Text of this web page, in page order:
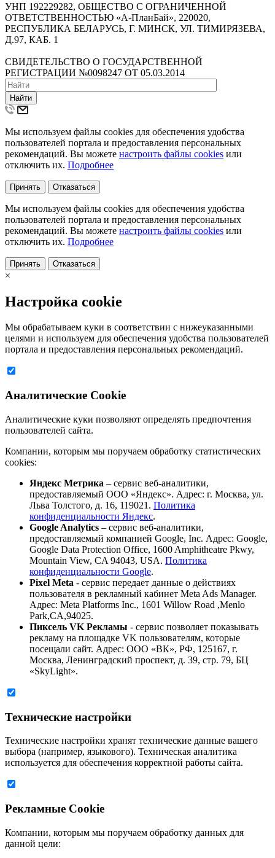
УНП 192229282, ОБЩЕСТВО С ОГРАНИЧЕННОЙ
ОТВЕТСТВЕННОСТЬЮ «А-ПланБай», 220020,
РЕСПУБЛИКА БЕЛАРУСЬ, Г. МИНСК, УЛ. ТИМИРЯЗЕВА,
Д.97, КАБ. 1
СВИДЕТЕЛЬСТВО О ГОСУДАРСТВЕННОЙ
РЕГИСТРАЦИИ №0098247 ОТ 05.03.2014
Найти
Мы используем файлы cookies для обеспечения удобства
пользователей портала и предоставления персональных
рекомендаций. Вы можете настроить файлы cookies или
отключить их. Подробнее
Принять Отказаться
Мы используем файлы cookies для обеспечения удобства
пользователей портала и предоставления персональных
рекомендаций. Вы можете настроить файлы cookies или
отключить их. Подробнее
Принять Отказаться
×
Настройка cookie
Мы обрабатываем куки в соответствии с нижеуказанными
целями и используем для обеспечения удобства пользователей
портала и предоставления персональных рекомендаций.
Аналитические Cookie
Аналитические куки позволяют определять предпочтения
пользователей сайта.
Компании, которым мы поручаем обработку статистических
cookies:
Яндекс Метрика – сервис веб-аналитики,
предоставляемый ООО «Яндекс». Адрес: г. Москва, ул.
Льва Толстого, д. 16, 119021. Политика
конфиденциальности Яндекс.
Google Analytics – сервис веб-аналитики,
предоставляемый компанией Google, Inc. Адрес: Google,
Google Data Protection Office, 1600 Amphitheatre Pkwy,
Mountain View, CA 94043, USA. Политика
конфиденциальности Google.
Pixel Meta - сервис передает данные о действиях
пользователя в рекламный кабинет Meta Ads Manager.
Адрес: Meta Platforms Inc., 1601 Willow Road ,Menlo
Park,CA,94025.
Пиксель VK Рекламы - сервис позволяет показывать
рекламу на площадке VK пользователям, которые
посещали сайт. Адрес: ООО «ВК», РФ, 125167, г.
Москва, Ленинградский проспект, д. 39, стр. 79, БЦ
«SkyLight».
Технические настройки
Технические настройки хранят технические данные вашего
выбора (например, языкового). Техническая аналитика
используется для обеспечения корректной работы сайта.
Рекламные Cookie
Компании, которым мы поручаем обработку данных для
данной цели: